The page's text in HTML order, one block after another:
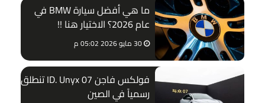
ما هي أفضل سيارة BMW في
عام 2026؟ الاختيار هنا !!
30 مايو 2026 05:02 م
فولكس فاجن ID. Unyx 07 تنطلق
رسمياً في الصين